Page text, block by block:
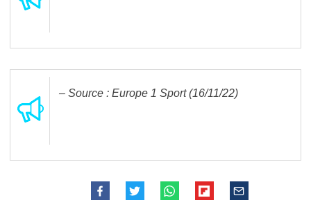
– Source : Europe 1 Sport (16/11/22)